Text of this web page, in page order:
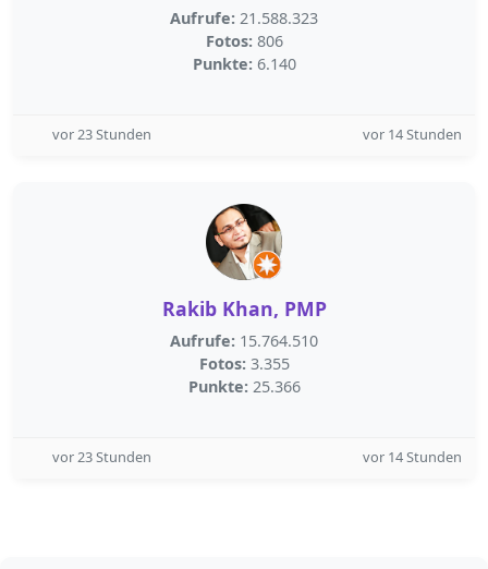
Aufrufe: 21.588.323
Fotos: 806
Punkte: 6.140
vor 23 Stunden vor 14 Stunden
Rakib Khan, PMP
Aufrufe: 15.764.510
Fotos: 3.355
Punkte: 25.366
vor 23 Stunden vor 14 Stunden